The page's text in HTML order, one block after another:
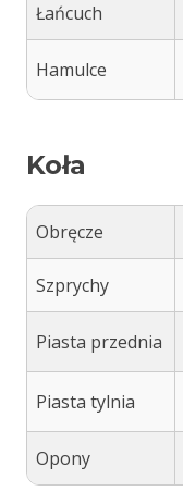
Łańcuch
Hamulce
Koła
Obręcze
Szprychy
Piasta przednia
Piasta tylnia
Opony